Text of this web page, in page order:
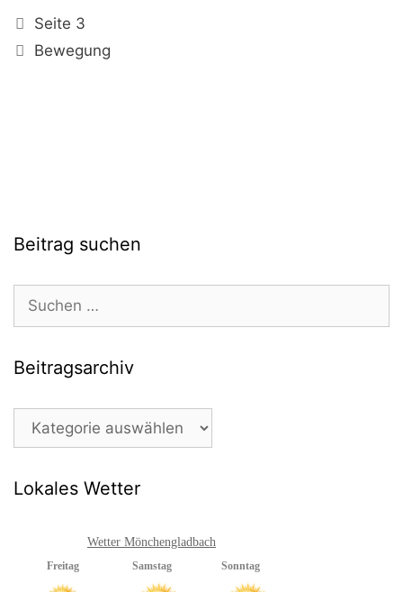
Kategorien
Seite 3
Schlagwörter
Bewegung
Beitrag suchen
Suchen
nach:
Beitragsarchiv
Beitragsarchiv
Lokales Wetter
Wetter Mönchengladbach